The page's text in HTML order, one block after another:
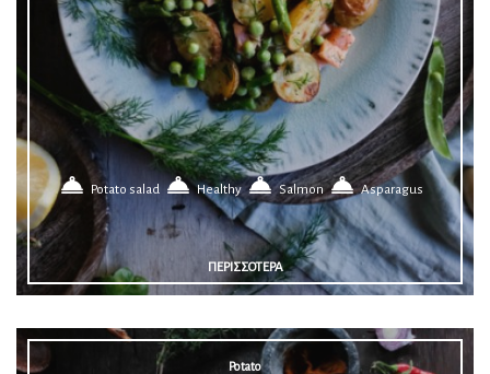
Potato salad Healthy Salmon Asparagus
ΠΕΡΙΣΣΟΤΕΡΑ
Potato